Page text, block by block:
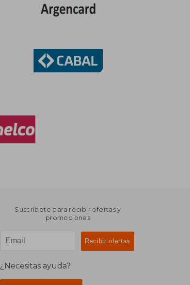
Suscríbete para recibir ofertas y
promociones
¿Necesitas ayuda?